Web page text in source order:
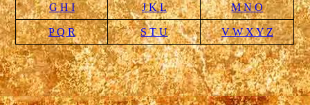
G H I J K L M N O
P Q R S T U V W X Y Z